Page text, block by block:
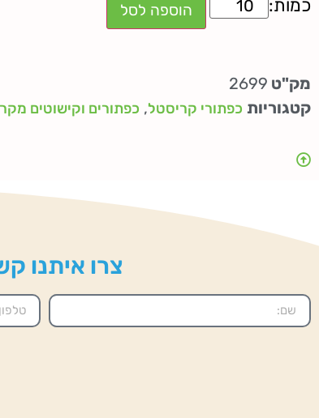
הוספה לסל
מק"ט 2699
קטגוריות כפתורי קריסטל, כפתורים וקישוטים
צרו איתנו